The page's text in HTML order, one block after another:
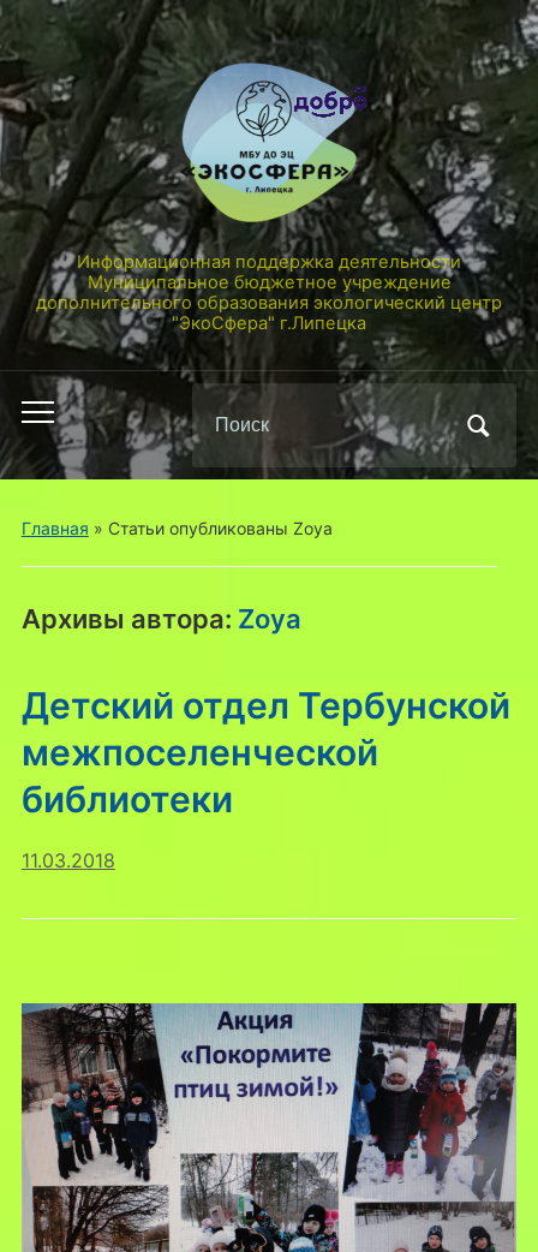
Информационная поддержка деятельности
Муниципальное бюджетное учреждение
дополнительного образования экологический центр
"ЭкоСфера" г.Липецка
Переключить
мобильное
меню
Поиск
по:
Главная » Статьи опубликованы Zoya
Архивы автора: Zoya
Детский отдел Тербунской
межпоселенческой
библиотеки
11.03.2018